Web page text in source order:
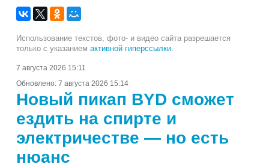
Использование текстов, фото- и видео сайта разрешается
только с указанием активной гиперссылки
7 августа 2026 15:11
Обновлено: 7 августа 2026 15:14
Новый пикап BYD сможет
ездить на спирте и
электричестве — но есть
нюанс